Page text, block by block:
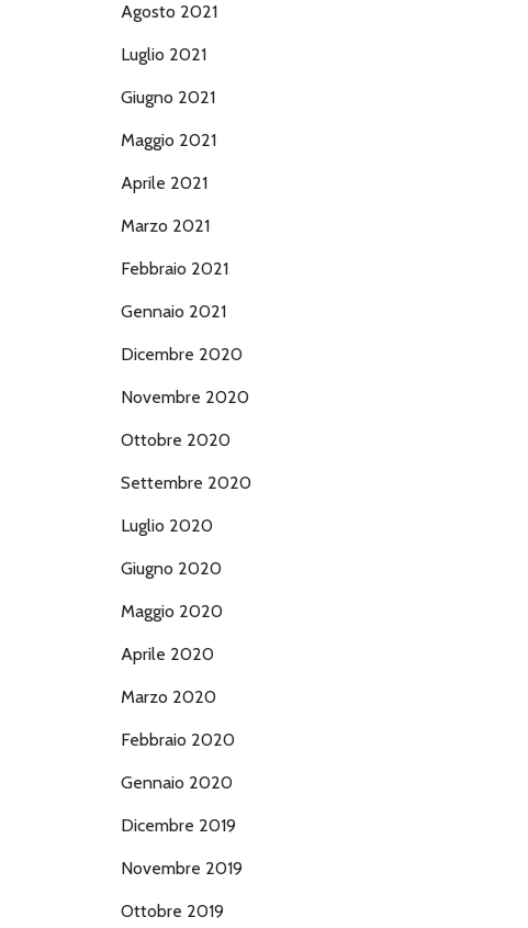
Agosto 2021
Luglio 2021
Giugno 2021
Maggio 2021
Aprile 2021
Marzo 2021
Febbraio 2021
Gennaio 2021
Dicembre 2020
Novembre 2020
Ottobre 2020
Settembre 2020
Luglio 2020
Giugno 2020
Maggio 2020
Aprile 2020
Marzo 2020
Febbraio 2020
Gennaio 2020
Dicembre 2019
Novembre 2019
Ottobre 2019